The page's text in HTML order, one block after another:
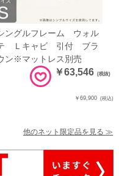
ングルフレーム ウォル
Ｌキャビ 引付 ブラ
ン※マットレス別売
￥63,546 (税抜)
￥69,900 (税込)
他のネット限定品を見る ≫